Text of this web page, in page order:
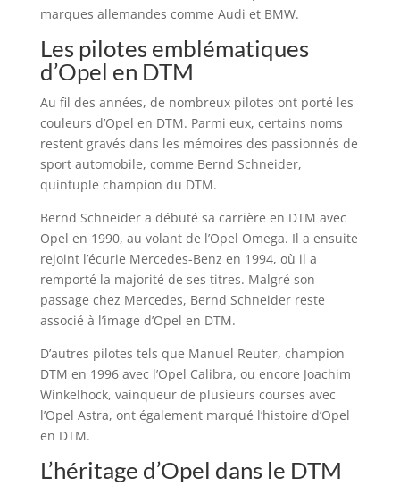
marques allemandes comme Audi et BMW.
Les pilotes emblématiques
d’Opel en DTM
Au fil des années, de nombreux pilotes ont porté les
couleurs d’Opel en DTM. Parmi eux, certains noms
restent gravés dans les mémoires des passionnés de
sport automobile, comme Bernd Schneider,
quintuple champion du DTM.
Bernd Schneider a débuté sa carrière en DTM avec
Opel en 1990, au volant de l’Opel Omega. Il a ensuite
rejoint l’écurie Mercedes-Benz en 1994, où il a
remporté la majorité de ses titres. Malgré son
passage chez Mercedes, Bernd Schneider reste
associé à l’image d’Opel en DTM.
D’autres pilotes tels que Manuel Reuter, champion
DTM en 1996 avec l’Opel Calibra, ou encore Joachim
Winkelhock, vainqueur de plusieurs courses avec
l’Opel Astra, ont également marqué l’histoire d’Opel
en DTM.
L’héritage d’Opel dans le DTM